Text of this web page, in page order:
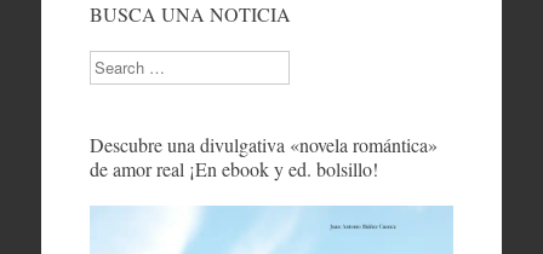
BUSCA UNA NOTICIA
Search
Descubre una divulgativa «novela romántica»
de amor real ¡En ebook y ed. bolsillo!